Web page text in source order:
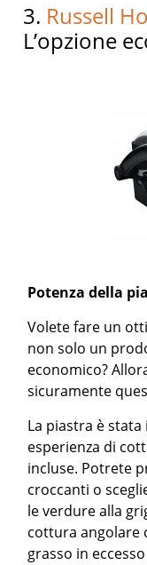
3. Russell
L’opzione
Potenza della
Volete fare un
non solo un
economico?
sicuramente
La piastra è
esperienza di
incluse. Potrete
croccanti o
le verdure alla
cottura angolare
grasso in